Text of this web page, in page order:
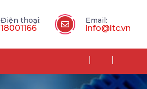
Điện thoại:
18001166
Email:
info@ltc.vn